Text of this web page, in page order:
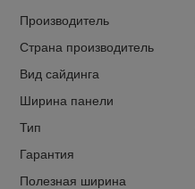
Производитель
Страна производитель
Вид сайдинга
Ширина панели
Тип
Гарантия
Полезная ширина